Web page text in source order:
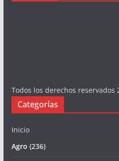
Todos los derechos
Categorías
Inicio
Agro (236)